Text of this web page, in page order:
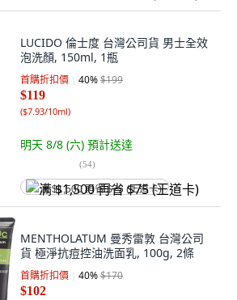
LUCIDO 倫士度 台灣公司貨 男士全效
泡洗顏, 150ml, 1瓶
首購折扣價 40%$199
$119
($7.93/10ml)
明天 8/8 (六) 預計送達
(54)
满 $1,500 再省 $75 (王道卡)
MENTHOLATUM 曼秀雷敦 台灣公司
貨 極淨抗痘控油洗面乳, 100g, 2條
首購折扣價 40%$170
$102